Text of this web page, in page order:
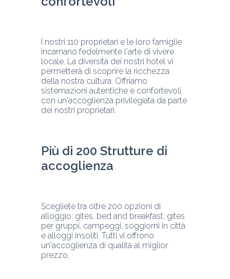
I nostri 110 proprietari e le loro famiglie
incarnano fedelmente l'arte di vivere
locale. La diversità dei nostri hotel vi
permetterà di scoprire la ricchezza
della nostra cultura. Offriamo
sistemazioni autentiche e confortevoli,
con un'accoglienza privilegiata da parte
dei nostri proprietari.
Più di 200 Strutture di
accoglienza
Scegliete tra oltre 200 opzioni di
alloggio: gites, bed and breakfast, gites
per gruppi, campeggi, soggiorni in città
e alloggi insoliti. Tutti vi offrono
un'accoglienza di qualità al miglior
prezzo.